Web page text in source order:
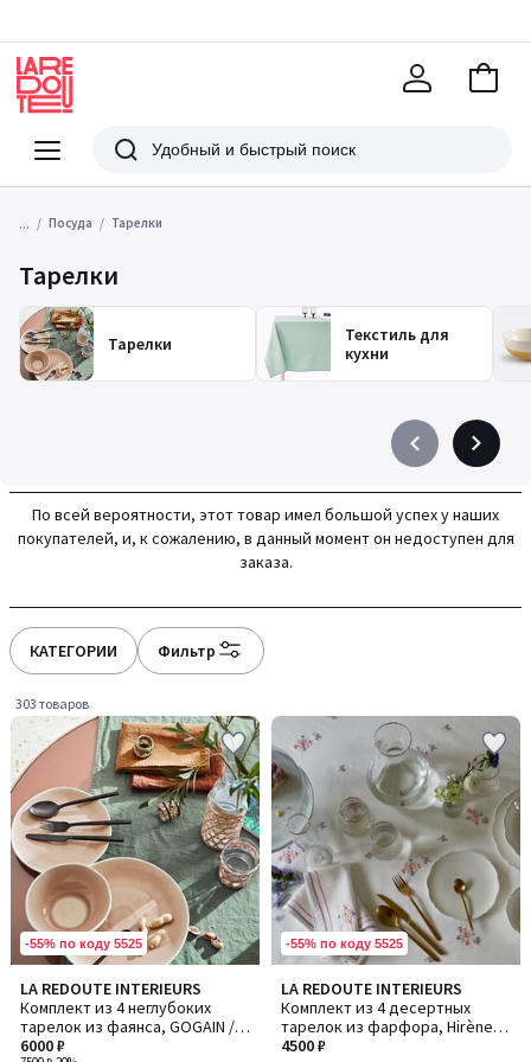
Меню
Redoute
Поиск
В
... Посуда Тарелки
Тарелки
Тарелки
Текстиль для
кухни
Précédent
à
gauche
Suivant
à
droite
По всей вероятности, этот товар имел большой успех у наших
покупателей, и, к сожалению, в данный момент он недоступен для
заказа.
КАТЕГОРИИ Фильтр
303 товаров
-55% по коду 5525
LA REDOUTE INTERIEURS
Комплект из 4 неглубоких
тарелок из фаянса, GOGAIN /
ГОГЕЙН
6000 ₽
4,2
/ 5
-55% по коду 5525
LA REDOUTE INTERIEURS
Комплект из 4 десертных
тарелок из фарфора, Hirène /
Хирен
4500 ₽
4,4
/ 5